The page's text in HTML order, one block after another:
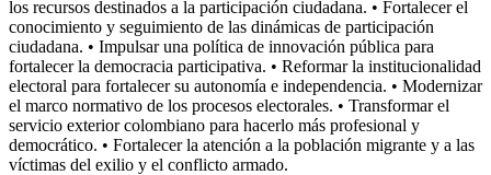
los recursos destinados a la participación ciudadana. • Fortalecer el
conocimiento y seguimiento de las dinámicas de participación
ciudadana. • Impulsar una política de innovación pública para
fortalecer la democracia participativa. • Reformar la institucionalidad
electoral para fortalecer su autonomía e independencia. • Modernizar
el marco normativo de los procesos electorales. • Transformar el
servicio exterior colombiano para hacerlo más profesional y
democrático. • Fortalecer la atención a la población migrante y a las
víctimas del exilio y el conflicto armado.